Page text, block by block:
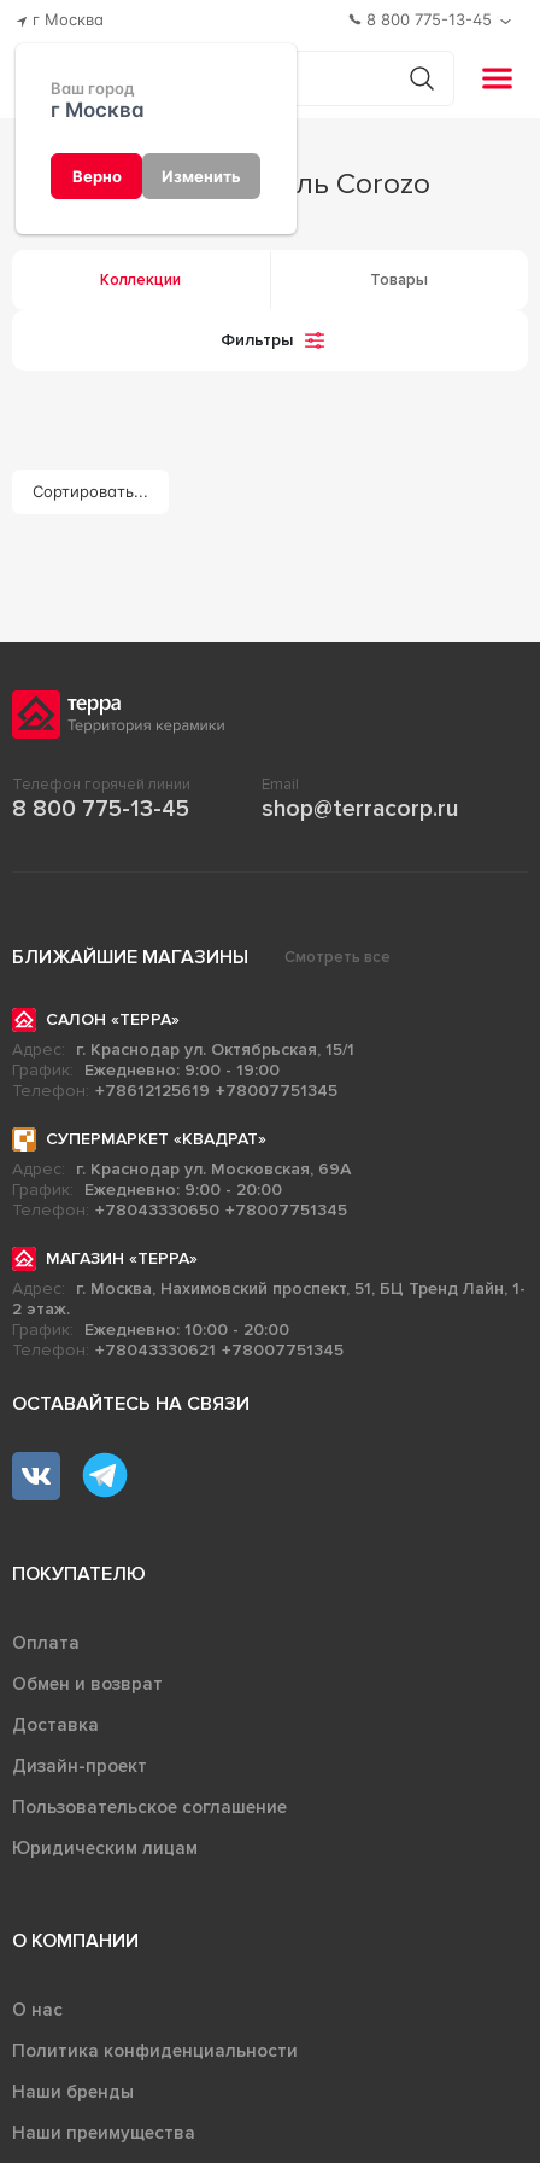
г Москва
Ваш город
г Москва
Верно Изменить
8 800 775-13-45
Производитель Corozo
Коллекции Товары
Фильтры
Сортировать...
Телефон горячей линии
8 800 775-13-45
Email
shop@terracorp.ru
БЛИЖАЙШИЕ МАГАЗИНЫ Смотреть все
САЛОН «ТЕРРА»
Адрес:
г. Краснодар ул. Октябрьская, 15/1
График:
Ежедневно: 9:00 - 19:00
Телефон: +78612125619 +78007751345
СУПЕРМАРКЕТ «КВАДРАТ»
Адрес:
г. Краснодар ул. Московская, 69А
График:
Ежедневно: 9:00 - 20:00
Телефон: +78043330650 +78007751345
МАГАЗИН «ТЕРРА»
Адрес:
г. Москва, Нахимовский проспект, 51, БЦ Тренд Лайн, 1-
2 этаж.
График:
Ежедневно: 10:00 - 20:00
Телефон: +78043330621 +78007751345
ОСТАВАЙТЕСЬ НА СВЯЗИ
ПОКУПАТЕЛЮ
Оплата
Обмен и возврат
Доставка
Дизайн-проект
Пользовательское соглашение
Юридическим лицам
О КОМПАНИИ
О нас
Политика конфиденциальности
Наши бренды
Наши преимущества